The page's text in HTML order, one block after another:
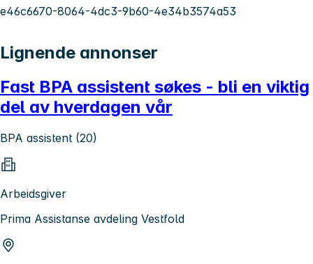
e46c6670-8064-4dc3-9b60-4e34b3574a53
Lignende annonser
Fast BPA assistent søkes - bli en viktig
del av hverdagen vår
BPA assistent (20)
Arbeidsgiver
Prima Assistanse avdeling Vestfold